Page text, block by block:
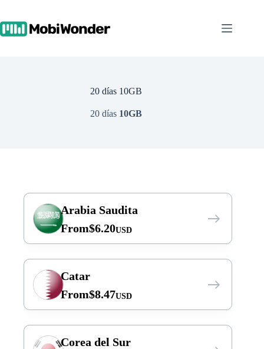
content
20 días 10GB
20 días 10GB
Arabia Saudita
From$6.20USD
Catar
From$8.47USD
Corea del Sur